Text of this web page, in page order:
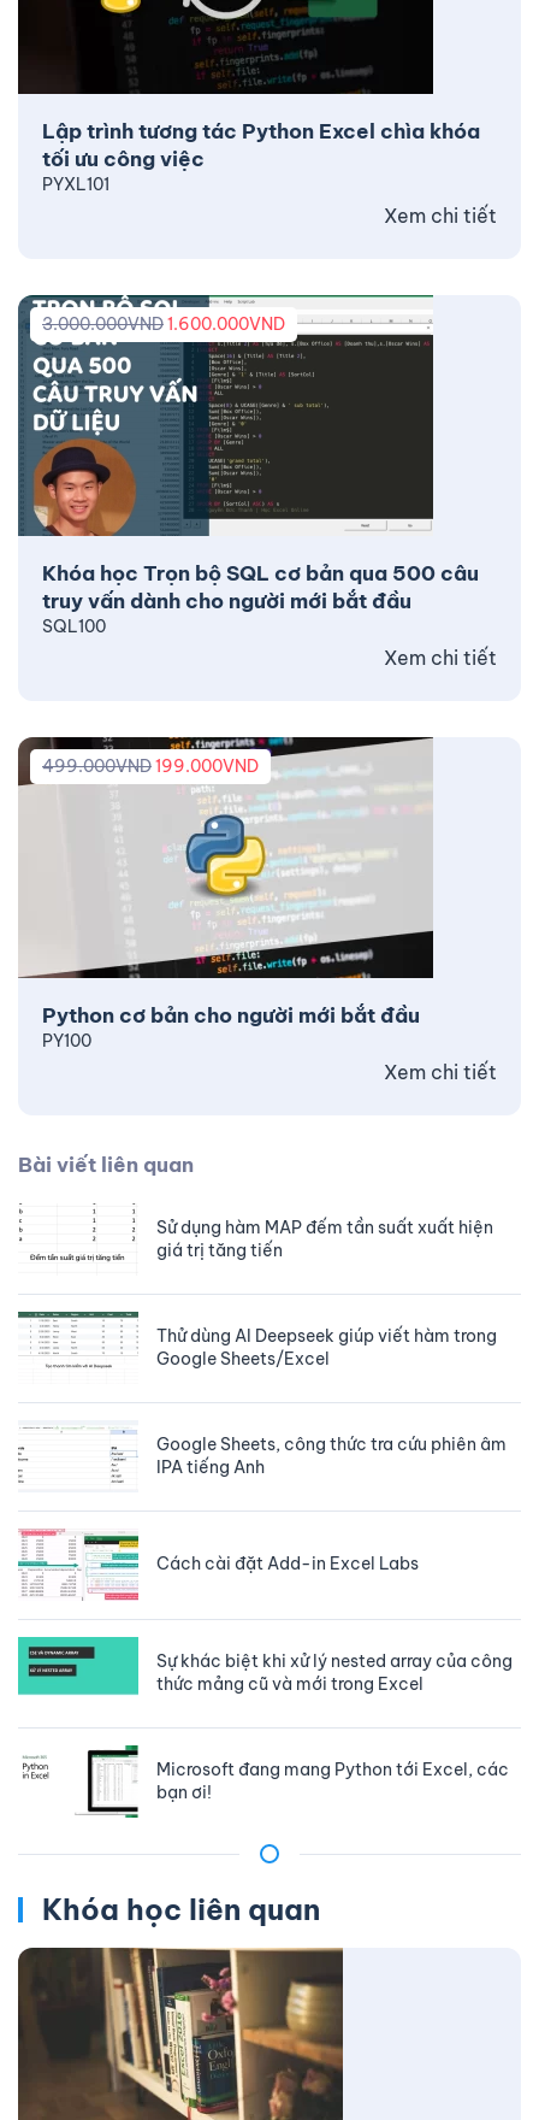
Lập trình tương tác Python Excel chìa khóa
tối ưu công việc
PYXL101
Xem chi tiết
Khóa học Trọn bộ SQL cơ bản qua 500 câu
truy vấn dành cho người mới bắt đầu
3.000.000VND1.600.000VND
SQL100
Xem chi tiết
Python cơ bản cho người mới bắt đầu
499.000VND199.000VND
PY100
Xem chi tiết
Bài viết liên quan
Sử dụng hàm MAP đếm tần suất xuất hiện
giá trị tăng tiến
Thử dùng AI Deepseek giúp viết hàm trong
Google Sheets/Excel
Google Sheets, công thức tra cứu phiên âm
IPA tiếng Anh
Cách cài đặt Add-in Excel Labs
Sự khác biệt khi xử lý nested array của công
thức mảng cũ và mới trong Excel
Microsoft đang mang Python tới Excel, các
bạn ơi!
Khóa học liên quan